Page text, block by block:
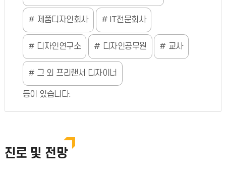
제품디자인회사 IT전문회사
디자인연구소 디자인공무원 교사
그 외 프리랜서 디자이너
등이 있습니다.
진로 및 전망